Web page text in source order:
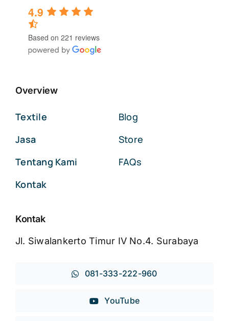
4.9
Based on 221 reviews
Overview
Textile
Jasa
Tentang Kami
Kontak
Blog
Store
FAQs
Kontak
Jl. Siwalankerto Timur IV No.4. Surabaya
081-333-222-960
YouTube